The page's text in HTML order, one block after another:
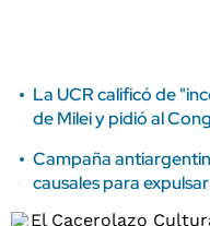
La UCR calificó de
de Milei y pidió al
Campaña
causales para